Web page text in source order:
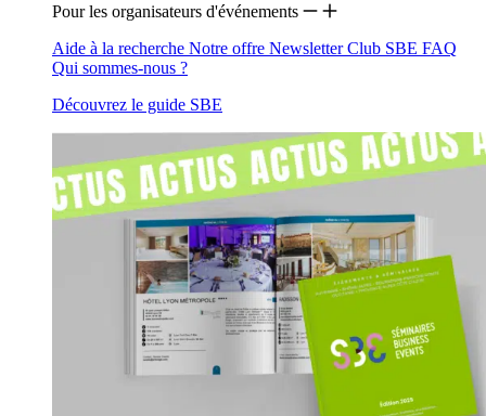
Pour les organisateurs d'événements
Aide à la recherche Notre offre NewsletterClub SBE FAQ
Qui sommes-nous ?
Découvrez le guide SBE